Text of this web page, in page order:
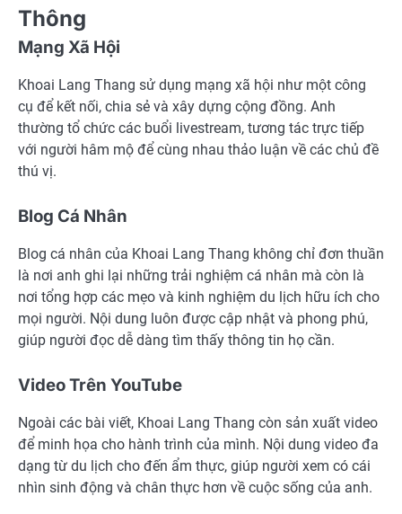
Thông
Mạng Xã Hội
Khoai Lang Thang sử dụng mạng xã hội như một công
cụ để kết nối, chia sẻ và xây dựng cộng đồng. Anh
thường tổ chức các buổi livestream, tương tác trực tiếp
với người hâm mộ để cùng nhau thảo luận về các chủ đề
thú vị.
Blog Cá Nhân
Blog cá nhân của Khoai Lang Thang không chỉ đơn thuần
là nơi anh ghi lại những trải nghiệm cá nhân mà còn là
nơi tổng hợp các mẹo và kinh nghiệm du lịch hữu ích cho
mọi người. Nội dung luôn được cập nhật và phong phú,
giúp người đọc dễ dàng tìm thấy thông tin họ cần.
Video Trên YouTube
Ngoài các bài viết, Khoai Lang Thang còn sản xuất video
để minh họa cho hành trình của mình. Nội dung video đa
dạng từ du lịch cho đến ẩm thực, giúp người xem có cái
nhìn sinh động và chân thực hơn về cuộc sống của anh.